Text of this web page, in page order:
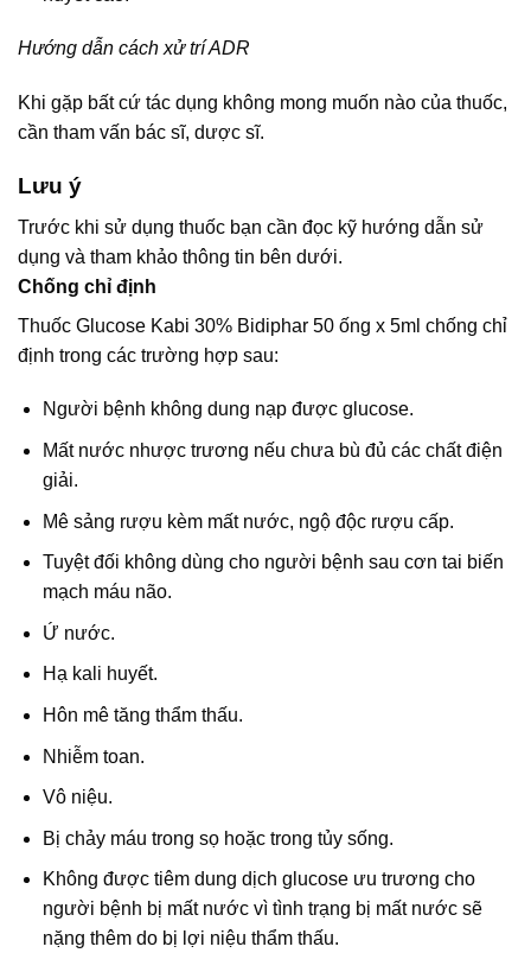
Hướng dẫn cách xử trí ADR
Khi gặp bất cứ tác dụng không mong muốn nào của thuốc,
cần tham vấn bác sĩ, dược sĩ.
Lưu ý
Trước khi sử dụng thuốc bạn cần đọc kỹ hướng dẫn sử
dụng và tham khảo thông tin bên dưới.
Chống chỉ định
Thuốc Glucose Kabi 30% Bidiphar 50 ống x 5ml chống chỉ
định trong các trường hợp sau:
Người bệnh không dung nạp được glucose.
Mất nước nhược trương nếu chưa bù đủ các chất điện
giải.
Mê sảng rượu kèm mất nước, ngộ độc rượu cấp.
Tuyệt đối không dùng cho người bệnh sau cơn tai biến
mạch máu não.
Ứ nước.
Hạ kali huyết.
Hôn mê tăng thẩm thấu.
Nhiễm toan.
Vô niệu.
Bị chảy máu trong sọ hoặc trong tủy sống.
Không được tiêm dung dịch glucose ưu trương cho
người bệnh bị mất nước vì tình trạng bị mất nước sẽ
nặng thêm do bị lợi niệu thẩm thấu.